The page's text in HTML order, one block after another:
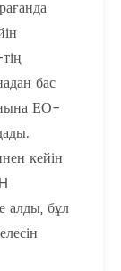
бас
ЕО-
кейін
алды, бұл